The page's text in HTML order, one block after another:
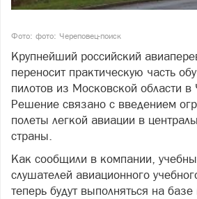
Фото: фото: Череповец-поиск
Крупнейший российский
переносит практическую часть
пилотов из Московской области в
Решение связано с введением
полеты легкой авиации в
страны.
Как сообщили в компании,
слушателей авиационного
теперь будут выполняться на